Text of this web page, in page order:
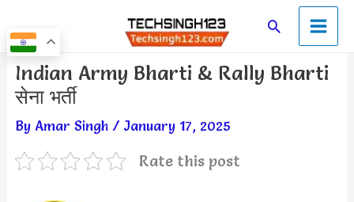
to
content
SearchMain
Menu
Indian Army Bharti & Rally Bharti
सेना भर्ती
By Amar Singh / January 17, 2025
Rate this post
Post
navigation